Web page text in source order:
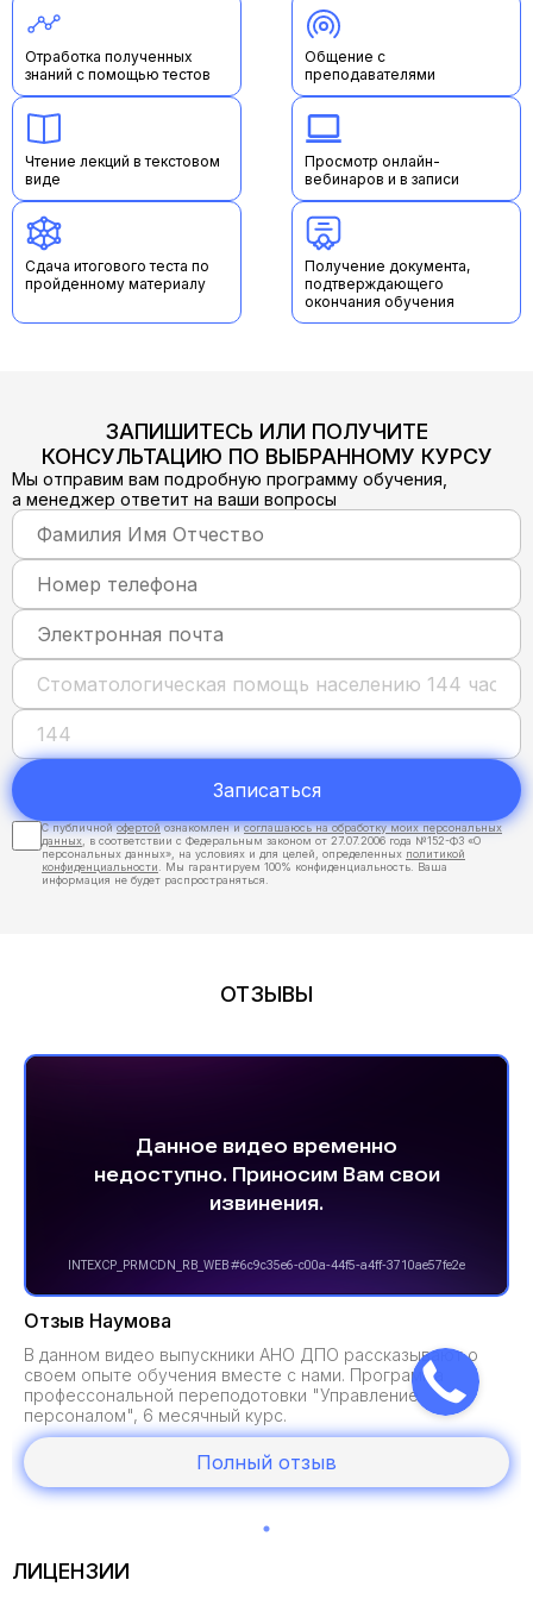
Отработка полученных
знаний с помощью тестов
Общение с
преподавателями
Чтение лекций в текстовом
виде
Просмотр онлайн-
вебинаров и в записи
Сдача итогового теста по
пройденному материалу
Получение документа,
подтверждающего
окончания обучения
ЗАПИШИТЕСЬ ИЛИ ПОЛУЧИТЕ
КОНСУЛЬТАЦИЮ ПО ВЫБРАННОМУ КУРСУ
Мы отправим вам подробную программу обучения,
а менеджер ответит на ваши вопросы
Записаться
С публичнойофертойознакомлен исоглашаюсь на обработку моих персональных
данных , в соответствии с Федеральным законом от 27.07.2006 года №152-ФЗ «О
персональных данных», на условиях и для целей, определенных политикой
конфиденциальности . Мы гарантируем 100% конфиденциальность. Ваша
информация не будет распространяться.
ОТЗЫВЫ
Отзыв Наумова
В данном видео выпускники АНО ДПО рассказывают о
своем опыте обучения вместе с нами. Программа
профессональной переподотовки "Управление
персоналом", 6 месячный курс.
Полный отзыв
ЛИЦЕНЗИИ